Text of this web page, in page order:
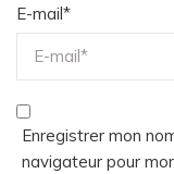
E-mail *
Enregistrer mon
navigateur pour